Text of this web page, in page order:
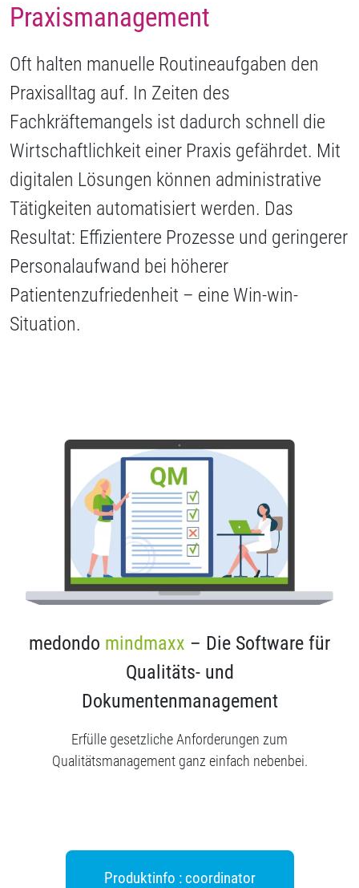
Praxismanagement
Oft halten manuelle Routineaufgaben den
Praxisalltag auf. In Zeiten des
Fachkräftemangels ist dadurch schnell die
Wirtschaftlichkeit einer Praxis gefährdet. Mit
digitalen Lösungen können administrative
Tätigkeiten automatisiert werden. Das
Resultat: Effizientere Prozesse und geringerer
Personalaufwand bei höherer
Patientenzufriedenheit – eine Win-win-
Situation.
medondocoordinator – Die intuitive
Lösung für smartes Praxismanagement
Automatisiere deinen Praxisalltag – entlaste dein
Praxispersonal und begeistere deine Patient:innen.
medondo mindmaxx – Die Software für
Qualitäts- und
Dokumentenmanagement
Erfülle gesetzliche Anforderungen zum
Qualitätsmanagement ganz einfach nebenbei.
Produktinfo : coordinator